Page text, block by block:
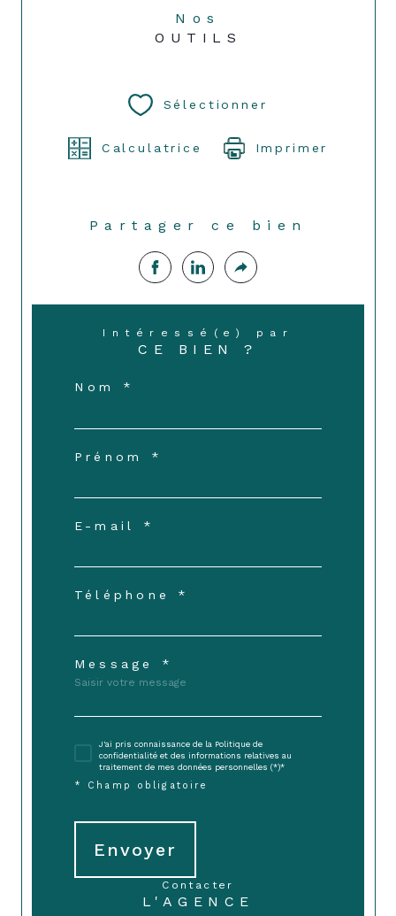
Nos
OUTILS
Sélectionner
Calculatrice Imprimer
Partager ce bien
Intéressé(e) par
CE BIEN ?
Nom *
Prénom *
E-mail *
Téléphone *
Message *
J'ai pris connaissance de la Politique de
confidentialité et des informations relatives au
traitement de mes données personnelles (*)*
* Champ obligatoire
Envoyer
contacter
L'AGENCE